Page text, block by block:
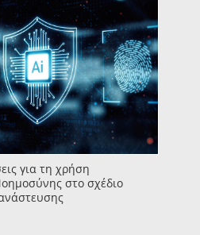
για τη χρήση
στο σχέδιο